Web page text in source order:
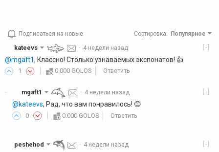
Подписаться на новые Сортировка: Популярное
[-]
kateevs · 4 недели назад
@mgaft1, Классно! Столько узнаваемых экспонатов! 👍️
1 0.000 GOLOS Ответить
· [-]
mgaft1 · 4 недели назад
@kateevs, Рад, что вам понравилось! 😊
0 0.000 GOLOS Ответить
[-]
peshehod · 4 недели назад